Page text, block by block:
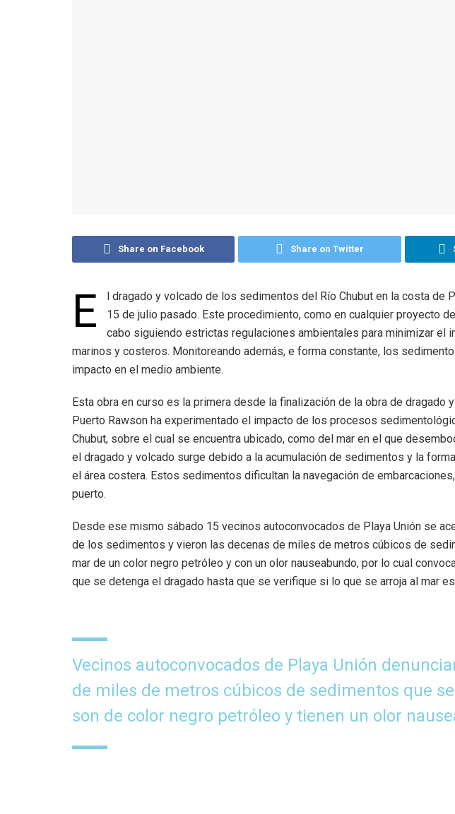
Share on Facebook Share on Twitter
E
l dragado y volcado de los sedimentos del Río Chubut en la costa de
15 de julio pasado. Este procedimiento, como en cualquier proyecto
cabo siguiendo estrictas regulaciones ambientales para minimizar el
marinos y costeros. Monitoreando además, e forma constante, los
impacto en el medio ambiente.
Esta obra en curso es la primera desde la finalización de la obra de dragado
Puerto Rawson ha experimentado el impacto de los procesos
Chubut, sobre el cual se encuentra ubicado, como del mar en el que
el dragado y volcado surge debido a la acumulación de sedimentos y la
el área costera. Estos sedimentos dificultan la navegación de
puerto.
Desde ese mismo sábado 15 vecinos autoconvocados de Playa Unión se
de los sedimentos y vieron las decenas de miles de metros cúbicos de
mar de un color negro petróleo y con un olor nauseabundo, por lo cual
que se detenga el dragado hasta que se verifique si lo que se arroja al mar
Vecinos autoconvocados de Playa Unión
de miles de metros cúbicos de sedimentos que
son de color negro petróleo y tienen un olor